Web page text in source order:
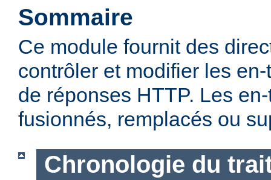
Sommaire
Ce module fournit des
contrôler et modifier les
de réponses HTTP. Les
fusionnés, remplacés ou
Chronologie du